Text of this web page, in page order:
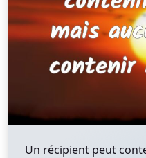
Un récipient peut